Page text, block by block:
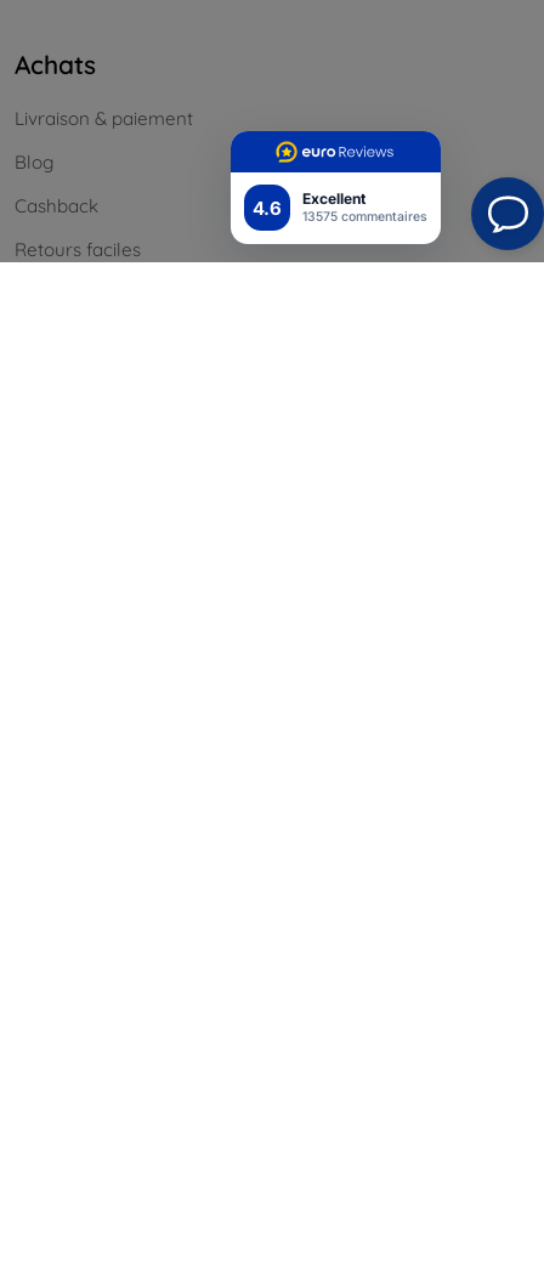
4.6 Excellent
13575 commentaires
Achats
Livraison & paiement
Blog
Cashback
Retours faciles